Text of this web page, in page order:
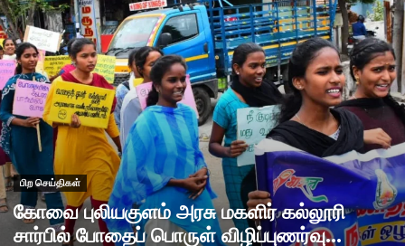
பிற செய்திகள்
கோவை புலியகுளம் அரசு மகளிர் கல்லூரி
சார்பில் போதைப் பொருள் விழிப்புணர்வு...